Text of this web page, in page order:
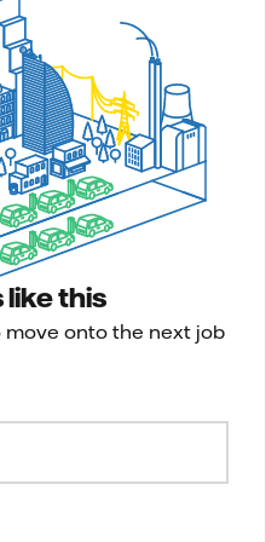
like this
move onto the next job